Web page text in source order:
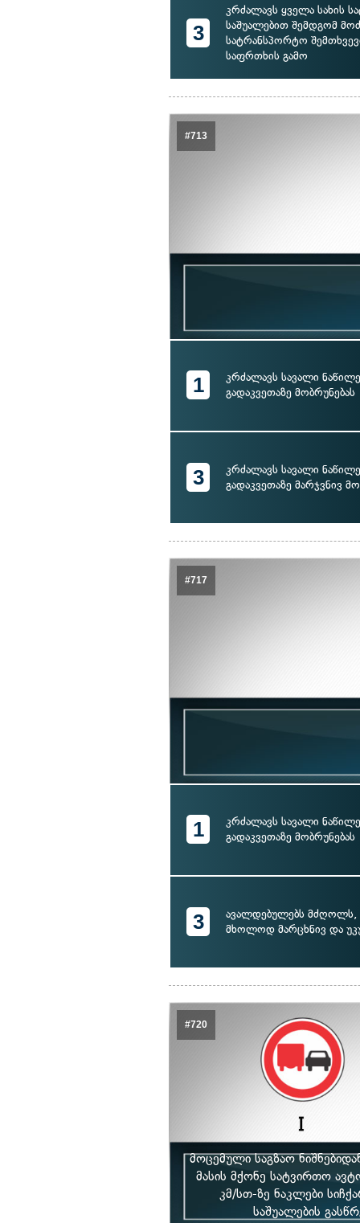
3
კრძალავს ყველა სახის
საშუალებით შემდგომ
სატრანსპორტო
საფრთხის გამო
#713
1
კრძალავს სავალი
გადაკვეთაზე მობრუნებას
3
კრძალავს სავალი
გადაკვეთაზე მარჯვნივ
#717
1
კრძალავს სავალი
გადაკვეთაზე მობრუნებას
3
ავალდებულებს მძღოლს,
მხოლოდ მარცხნივ და
#720
მოცემული საგზაო
მასის მქონე სატვირთო
კმ/სთ-ზე ნაკლები
საშუალების